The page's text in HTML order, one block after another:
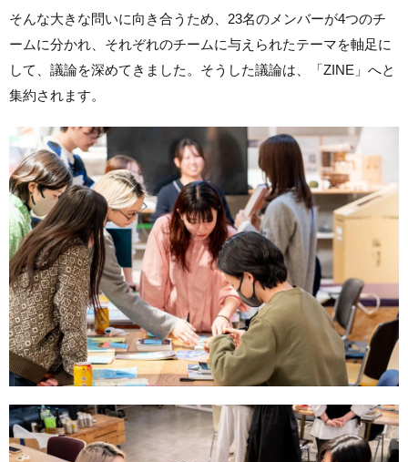
そんな大きな問いに向き合うため、23名のメンバーが4つのチ
ームに分かれ、それぞれのチームに与えられたテーマを軸足に
して、議論を深めてきました。そうした議論は、「ZINE」へと
集約されます。